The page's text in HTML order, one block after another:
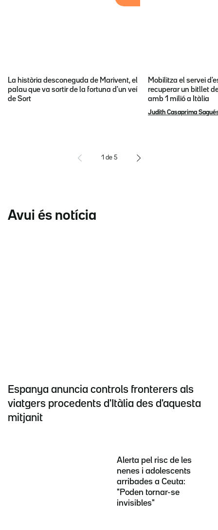
La història desconeguda de Marivent, el
palau que va sortir de la fortuna d'un veí
de Sort
Mobilitza el servei
recuperar un bitllet
amb 1 milió a Itàlia
Judith Casaprima
1 de 5
Avui és notícia
Espanya anuncia controls fronterers als
viatgers procedents d'Itàlia des d'aquesta
mitjanit
Alerta pel risc de les
nenes i adolescents
arribades a Ceuta:
"Poden tornar-se
invisibles"